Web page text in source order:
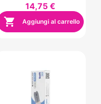
14,75 €
 Aggiungi al carrello